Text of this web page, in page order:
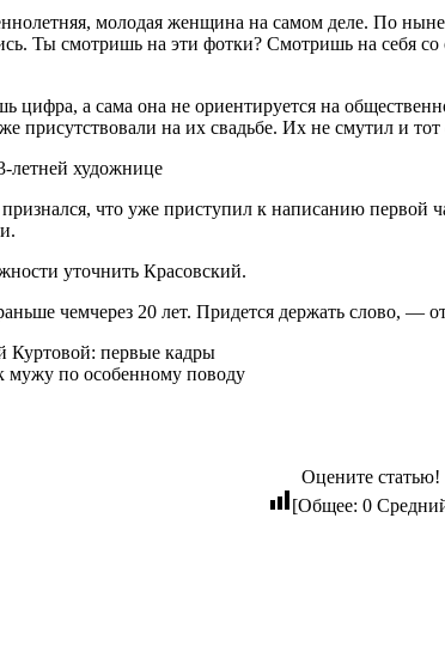
молодая женщина на самом деле. По
Ты смотришь на эти фотки? Смотришь на себя
цифра, а сама она не ориентируется на
на их свадьбе. Их не смутил и
что уже приступил к написанию первой
уточнить Красовский.
чемчерез 20 лет. Придется держать слово, —
Куртовой: первые кадры
мужу по особенному поводу
Оцените статью!
[Общее: 0